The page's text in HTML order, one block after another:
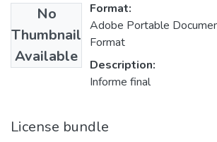
No
Thumbnail
Available
Format:
Adobe Portable
Format
Description:
Informe final
License bundle